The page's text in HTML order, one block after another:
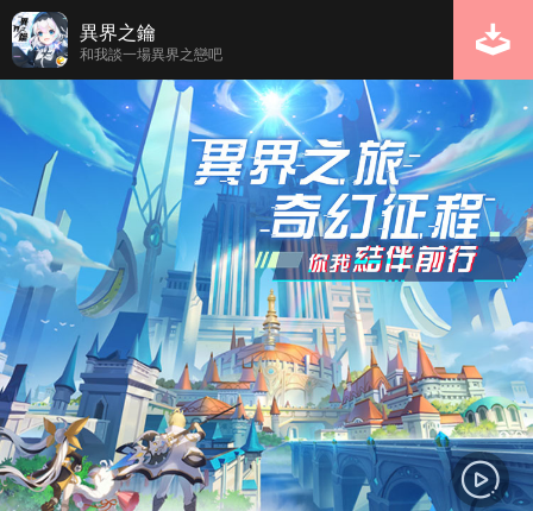
異界之鑰
和我談一場異界之戀吧